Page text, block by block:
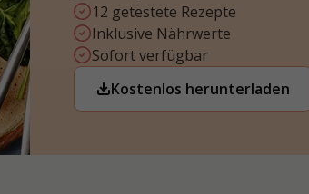
12 getestete Rezepte
Inklusive Nährwerte
Sofort verfügbar
Kostenlos herunterladen